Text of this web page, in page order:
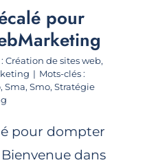
pour
Création de sites web,
| Mots-clés :
, Sma, Smo, Stratégie
pour dompter
dans